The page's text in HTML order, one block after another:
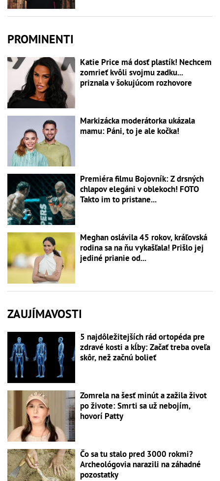
PROMINENTI
Katie Price má dosť plastík! Nechcem
zomrieť kvôli svojmu zadku...
priznala v šokujúcom rozhovore
Markizácka moderátorka ukázala
mamu: Páni, to je ale kočka!
Premiéra filmu Bojovník: Z drsných
chlapov elegáni v oblekoch! FOTO
Takto im to pristane...
Meghan oslávila 45 rokov, kráľovská
rodina sa na ňu vykašľala! Prišlo jej
jediné prianie od...
ZAUJÍMAVOSTI
5 najdôležitejších rád ortopéda pre
zdravé kosti a kĺby: Začať treba oveľa
skôr, než začnú bolieť
Zomrela na šesť minút a zažila život
po živote: Smrti sa už nebojím,
hovorí Patty
Čo sa tu stalo pred 3000 rokmi?
Archeológovia narazili na záhadné
pozostatky